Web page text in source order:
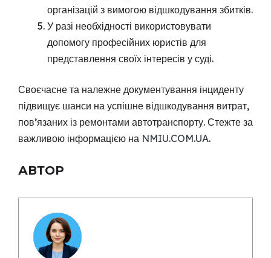
організацій з вимогою відшкодування збитків.
У разі необхідності використовувати
допомогу професійних юристів для
представлення своїх інтересів у суді.
Своєчасне та належне документування інциденту
підвищує шанси на успішне відшкодування витрат,
пов’язаних із ремонтами автотранспорту. Стежте за
важливою інформацією на NMIU.COM.UA.
АВТОР